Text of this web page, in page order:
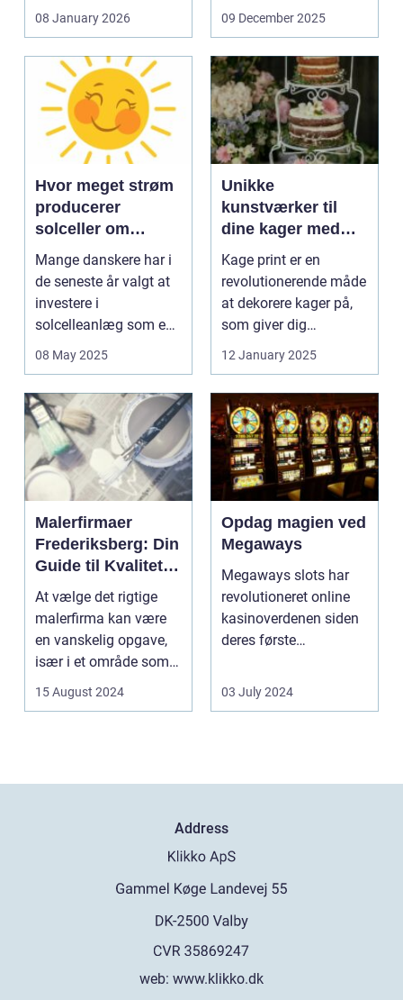
og glas med ...
08 January 2026 09 December 2025
Hvor meget strøm
producerer
solceller om
vinteren?
Mange danskere har i
de seneste år valgt at
investere i
solcelleanlæg som en
bæred...
08 May 2025
Unikke
kunstværker til
dine kager med
kage print
Kage print er en
revolutionerende måde
at dekorere kager på,
som giver dig
mulighed for ...
12 January 2025
Malerfirmaer
Frederiksberg: Din
Guide til Kvalitet
og Service
At vælge det rigtige
malerfirma kan være
en vanskelig opgave,
især i et område som
Frederiksberg, hv...
15 August 2024
Opdag magien ved
Megaways
Megaways slots har
revolutioneret online
kasinoverdenen siden
deres første
spillea...
03 July 2024
Address
web: www.klikko.dk